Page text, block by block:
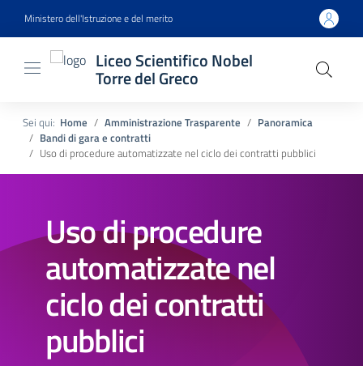
Ministero dell'Istruzione e del merito
Liceo Scientifico Nobel
Torre del Greco
Sei qui: Home Amministrazione Trasparente
Panoramica
Bandi di gara e contratti
Uso di procedure automatizzate nel ciclo dei contratti pubblici
Uso di procedure
automatizzate nel
ciclo dei contratti
pubblici